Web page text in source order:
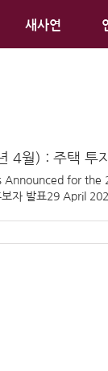
새사연
월) : 주택 투
for the
자 발표29 April